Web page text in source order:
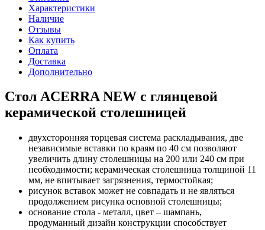
Характеристики
Наличие
Отзывы
Как купить
Оплата
Доставка
Дополнительно
Стол ACERRA NEW с глянцевой
керамической столешницей
двухсторонняя торцевая система раскладывания, две
независимые вставки по краям по 40 см позволяют
увеличить длину столешницы на 200 или 240 см при
необходимости; керамическая столешница толщиной 11
мм, не впитывает загрязнения, термостойкая;
рисунок вставок может не совпадать и не являться
продолжением рисунка основной столешницы;
основание стола - металл, цвет – шампань,
продуманный дизайн конструкции способствует